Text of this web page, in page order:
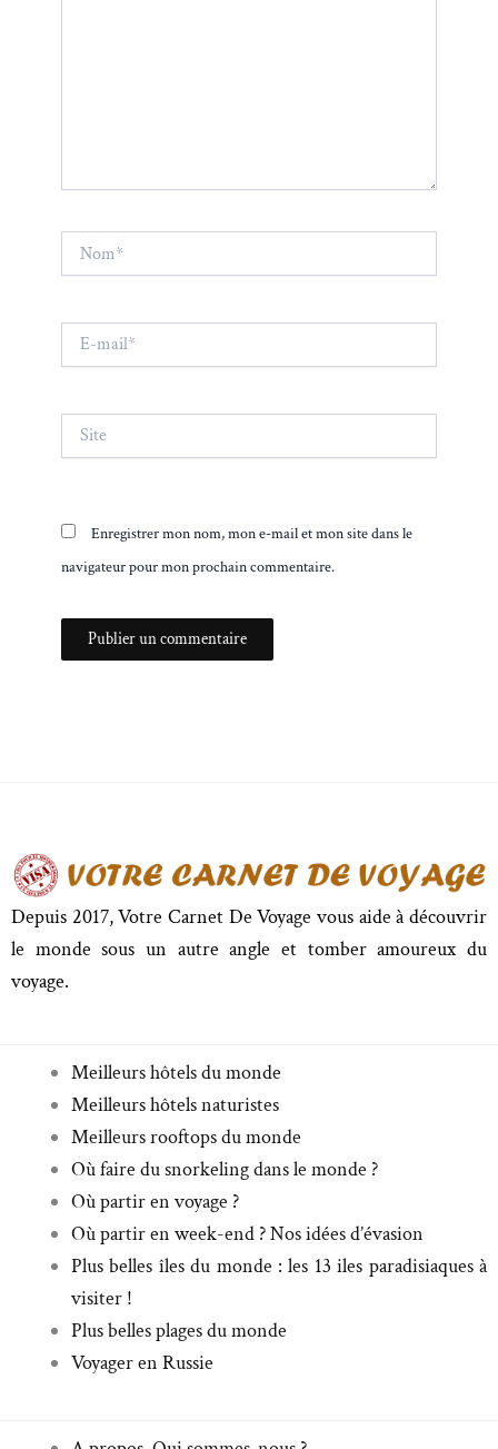
mail*
Site
Enregistrer mon nom, mon e-mail et mon site dans le
navigateur pour mon prochain commentaire.
Depuis 2017, Votre Carnet De Voyage vous aide à découvrir
le monde sous un autre angle et tomber amoureux du
voyage.
Meilleurs hôtels du monde
Meilleurs hôtels naturistes
Meilleurs rooftops du monde
Où faire du snorkeling dans le monde ?
Où partir en voyage ?
Où partir en week-end ? Nos idées d’évasion
Plus belles îles du monde : les 13 iles paradisiaques à
visiter !
Plus belles plages du monde
Voyager en Russie